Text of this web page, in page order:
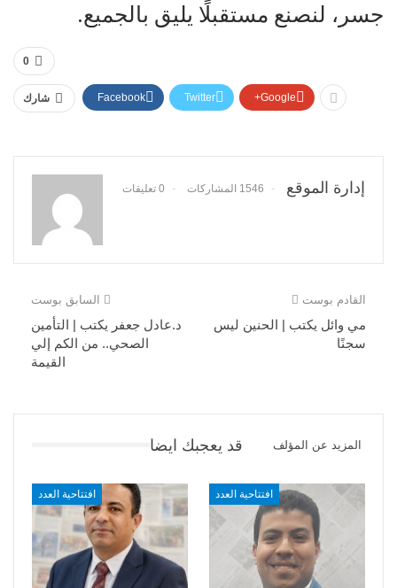
جسر، لنصنع مستقبلًا يليق بالجميع.
0
شارك Facebook Twitter Google+
إدارة الموقع 1546 المشاركات 0 تعليقات
السابق بوست
د.عادل جعفر يكتب | التأمين
الصحي.. من الكم إلي
القيمة
القادم بوست
مي وائل يكتب | الحنين ليس
سجنًا
قد يعجبك ايضا المزيد عن المؤلف
افتتاحية العدد افتتاحية العدد